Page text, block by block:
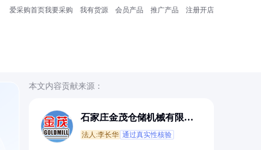
爱采购首页我要采购 我有货源 会员产品 推广产品 注册开店
本文内容贡献来源：
石家庄金茂仓储机械有限公
法人:李长华 通过真实性核验